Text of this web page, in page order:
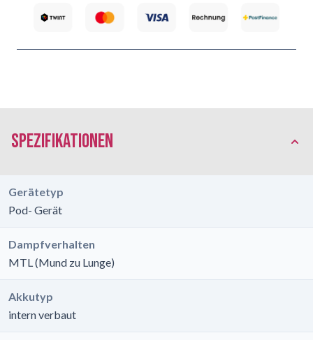
Spezifikationen
Gerätetyp
Pod- Gerät
Dampfverhalten
MTL (Mund zu Lunge)
Akkutyp
intern verbaut